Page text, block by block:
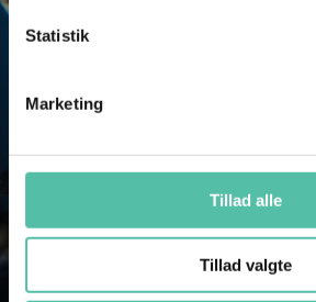
Statistik
Marketing
Tillad alle
Tillad valgte